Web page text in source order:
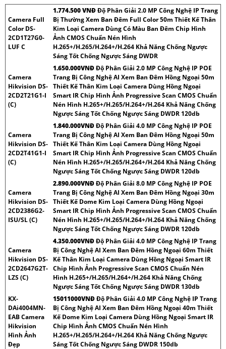
Camera Full
Color DS-
2CD1T27G0-
LUF C
1.774.500 VNÐĐộ Phân Giải 2.0 MP Công Nghệ IP Trang
Bị Thường Xem Ban Đêm Full Color 50m Thiết Kế Thân
Kim Loại Camera Dùng Có Màu Ban Đêm Chip Hình
Ảnh CMOS Chuẩn Nén Hình
H.265+/H.265/H.264+/H.264 Khả Năng Chống Ngược
Sáng Tốt Chống Ngược Sáng DWDR
Camera
Hikvision DS-
2CD2T21G1-I
(C)
1.650.000VNÐĐộ Phân Giải 2.0 MP Công Nghệ IP POE
Trang Bị Công Nghệ AI Xem Ban Đêm Hồng Ngoại 50m
Thiết Kế Thân Kim Loại Camera Dùng Hồng Ngoại
Smart IR Chip Hình Ảnh Progressive Scan CMOS Chuẩn
Nén Hình H.265+/H.265/H.264+/H.264 Khả Năng Chống
Ngược Sáng Tốt Chống Ngược Sáng DWDR 120db
Camera
Hikvision DS-
2CD2T41G1-I
(C)
1.840.000VNÐĐộ Phân Giải 4.0 MP Công Nghệ IP POE
Trang Bị Công Nghệ AI Xem Ban Đêm Hồng Ngoại 50m
Thiết Kế Thân Kim Loại Camera Dùng Hồng Ngoại
Smart IR Chip Hình Ảnh Progressive Scan CMOS Chuẩn
Nén Hình H.265+/H.265/H.264+/H.264 Khả Năng Chống
Ngược Sáng Tốt Chống Ngược Sáng DWDR 120db
Camera
Hikvision DS-
2CD2386G2-
ISU/SL (C)
2.890.000VNÐĐộ Phân Giải 8.0 MP Công Nghệ IP POE
Trang Bị Công Nghệ AI Xem Ban Đêm Hồng Ngoại 30m
Thiết Kế Dome Kim Loại Camera Dùng Hồng Ngoại
Smart IR Chip Hình Ảnh Progressive Scan CMOS Chuẩn
Nén Hình H.265+/H.265/H.264+/H.264 Khả Năng Chống
Ngược Sáng Tốt Chống Ngược Sáng DWDR 120db
Camera
Hikvision DS-
2CD2647G2T-
LZS (C)
4.350.000VNÐĐộ Phân Giải 4.0 MP Công Nghệ IP Trang
Bị Công Nghệ AI Xem Ban Đêm Hồng Ngoại 60m Thiết
Kế Thân Kim Loại Camera Dùng Hồng Ngoại Smart IR
Chip Hình Ảnh Progressive Scan CMOS Chuẩn Nén
Hình H.265+/H.265/H.264+/H.264 Khả Năng Chống
Ngược Sáng Tốt Chống Ngược Sáng DWDR 130db
KX-
DAi4004MN-
EAB Camera
Hikvision
Hình Ảnh
Đẹp
15011000VNÐĐộ Phân Giải 4.0 MP Công Nghệ IP Trang
Bị Công Nghệ AI Xem Ban Đêm Hồng Ngoại 40m Thiết
Kế Dome Kim Loại Camera Dùng Hồng Ngoại Smart IR
Chip Hình Ảnh CMOS Chuẩn Nén Hình
H.265+/H.265/H.264+/H.264 Khả Năng Chống Ngược
Sáng Tốt Chống Ngược Sáng DWDR 150db